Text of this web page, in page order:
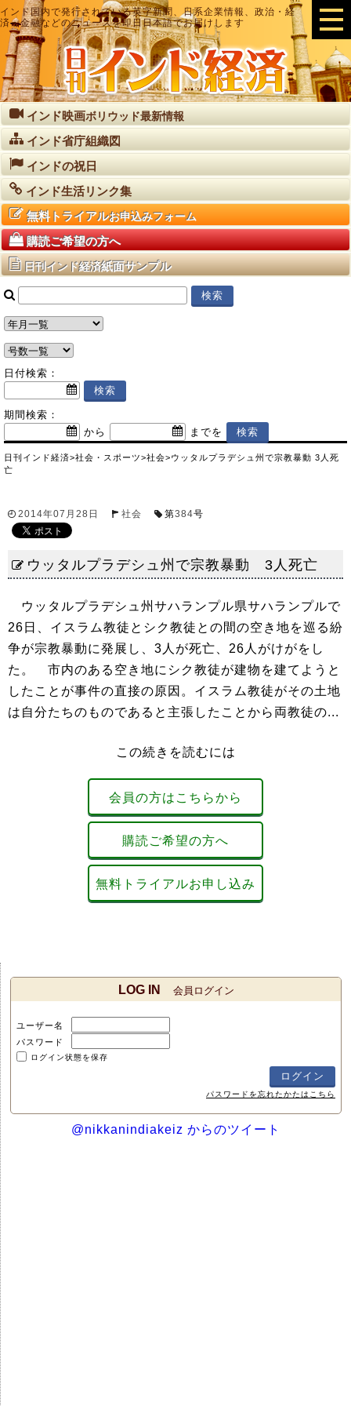
インド国内で発行されている英字新聞、日系企業情報、政治・経
済・金融などのニュースを即日日本語でお届けします
インド映画ボリウッド最新情報
インド省庁組織図
インドの祝日
インド生活リンク集
無料トライアルお申込みフォーム
購読ご希望の方へ
日刊インド経済紙面サンプル
日付検索：
期間検索：
から
までを
日刊インド経済>社会・スポーツ>社会>ウッタルプラデシュ州で宗教暴動 3人死
亡
2014年07月28日 社会 第384号
ウッタルプラデシュ州で宗教暴動 3人死亡
ウッタルプラデシュ州サハランプル県サハランプルで
26日、イスラム教徒とシク教徒との間の空き地を巡る紛
争が宗教暴動に発展し、3人が死亡、26人がけがをし
た。 市内のある空き地にシク教徒が建物を建てようと
したことが事件の直接の原因。イスラム教徒がその土地
は自分たちのものであると主張したことから両教徒の...
この続きを読むには
会員の方はこちらから
購読ご希望の方へ
無料トライアルお申し込み
LOG IN 会員ログイン
ユーザー名
パスワード
ログイン状態を保存
パスワードを忘れたかたはこちら
@nikkanindiakeiz からのツイート